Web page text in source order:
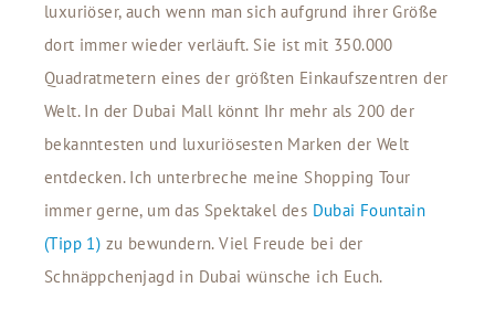
luxuriöser, auch wenn man sich aufgrund ihrer Größe
dort immer wieder verläuft. Sie ist mit 350.000
Quadratmetern eines der größten Einkaufszentren der
Welt. In der Dubai Mall könnt Ihr mehr als 200 der
bekanntesten und luxuriösesten Marken der Welt
entdecken. Ich unterbreche meine Shopping Tour
immer gerne, um das Spektakel des Dubai Fountain
(Tipp 1) zu bewundern. Viel Freude bei der
Schnäppchenjagd in Dubai wünsche ich Euch.